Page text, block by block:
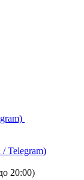
Telegram)
20:00)